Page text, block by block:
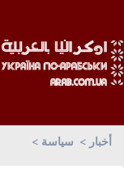
أخبار سياسة